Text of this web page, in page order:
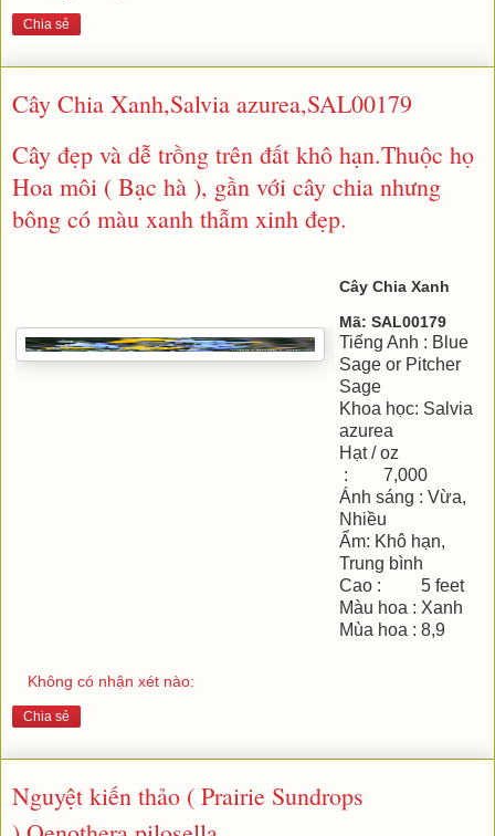
Chia sẻ
Cây Chia Xanh,Salvia azurea,SAL00179
Cây đẹp và dễ trồng trên đất khô hạn.Thuộc họ
Hoa môi ( Bạc hà ), gần với cây chia nhưng
bông có màu xanh thẫm xinh đẹp.
Cây Chia Xanh
Mã: SAL00179
Tiếng Anh : Blue
Sage or Pitcher
Sage
Khoa học: Salvia
azurea
Hạt / oz
: 7,000
Ánh sáng : Vừa,
Nhiều
Ẩm: Khô hạn,
Trung bình
Cao : 5 feet
Màu hoa : Xanh
Mùa hoa : 8,9
Không có nhận xét nào:
Chia sẻ
Nguyệt kiến thảo ( Prairie Sundrops